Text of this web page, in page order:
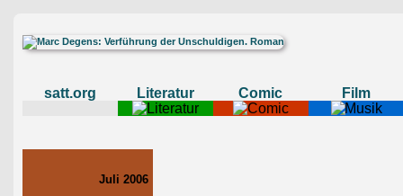
satt.org Literatur Comic Film
Juli 2006